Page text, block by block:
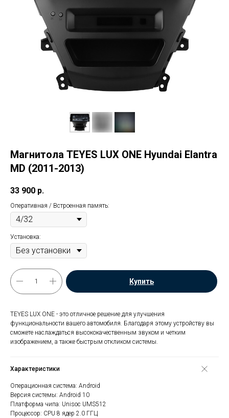
Магнитола TEYES LUX ONE Hyundai Elantra
MD (2011-2013)
33 900 р.
Оперативная / Встроенная память:
Установка:
Купить
TEYES LUX ONE - это отличное решение для улучшения
функциональности вашего автомобиля. Благодаря этому устройству вы
сможете наслаждаться высококачественным звуком и четким
изображением, а также быстрым откликом системы.
Характеристики
Операционная система: Android
Версия системы: Android 10
Платформа чипа: Unisoc UMS512
Процессор: CPU 8 ядер 2.0 ГГЦ